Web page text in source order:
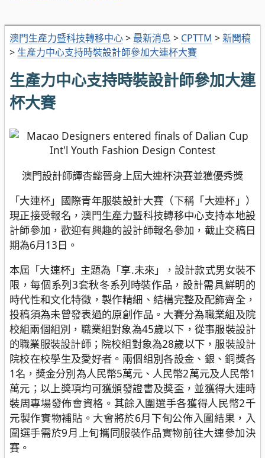
澳門生產力暨科技轉移中心> 最新消息 > CPTTM >新聞稿
> 生產力中心支持時裝設計師參加大連杯大賽
生產力中心支持時裝設計師參加大連
杯大賽
澳門設計師譚杏懿晉身上屆大連杯決賽並獲優秀獎
「大連杯」國際青年服裝設計大賽（下稱「大連杯」）
現正接受報名，澳門生產力暨科技轉移中心支持本地設
計師參加，歡迎有興趣的設計師報名參加，截止交稿日
期為6月13日。
本屆「大連杯」主題為「享.未來」，設計款式男女裝不
限，每個系列3套秋冬系列時裝作品，設計需具鮮明的
時代性和文化特徵，製作精細、結構完整及配飾齊全，
投稿須為未曾發表過的原創作品。大賽分為職業組及院
校組兩個組別，職業組對象為45歲以下，從事服裝設計
的職業服裝設計師；院校組對象為28歲以下，服裝設計
院校在校學生及愛好者。兩個組別各設金、銀、銅獎各
1名，獎金分別為人民幣5萬元、人民幣2萬元及人民幣1
萬元；以上獎項均可獲頒發證書及獎盃，並獲得大連時
裝周專場發佈會資格。其餘入圍選手各獲得人民幣2千
元製作實物補貼。大會將於6月下旬公佈入圍結果，入
圍選手需於9月上旬攜同服裝作品實物前往大連參加決
賽。